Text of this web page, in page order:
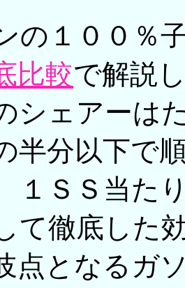
の１００％
比較で解説
シェアーは
半分以下で
１ＳＳ当た
て徹底した
点となるガ